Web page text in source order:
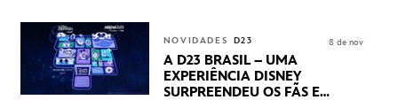
STUDIOS REVELARAM
PRÉVIAS E NOVIDADES
DOS SEUS PRÓXIMOS
LANÇAMENTOS
NOVIDADES D23
A D23 BRASIL – UMA
EXPERIÊNCIA DISNEY
SURPREENDEU OS FÃS EM
8 de nov